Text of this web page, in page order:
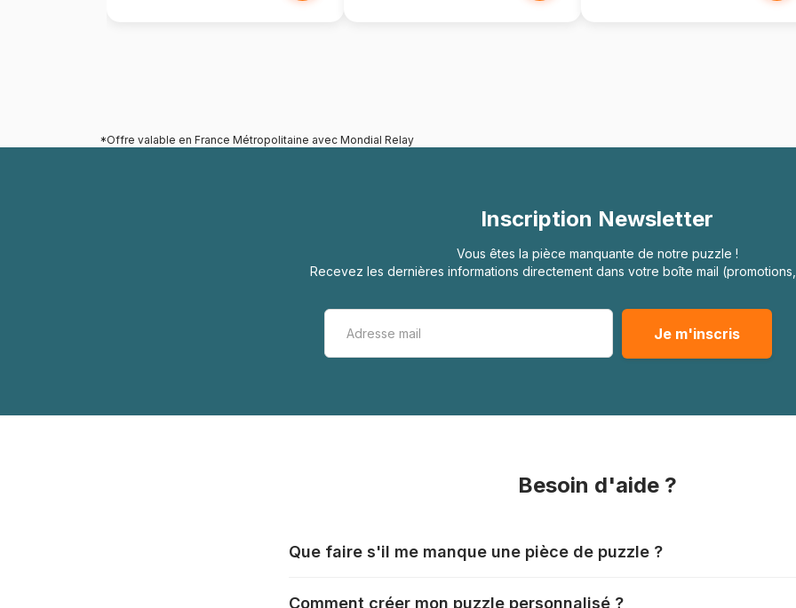
*Offre valable en France Métropolitaine avec Mondial Relay
Inscription Newsletter
Vous êtes la pièce manquante de notre puzzle !
Recevez les dernières informations directement dans votre boîte mail
Besoin d'aide ?
Que faire s'il me manque une pièce de puzzle ?
Comment créer mon puzzle personnalisé ?